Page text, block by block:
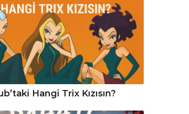
Hangi Trix Kızısın?